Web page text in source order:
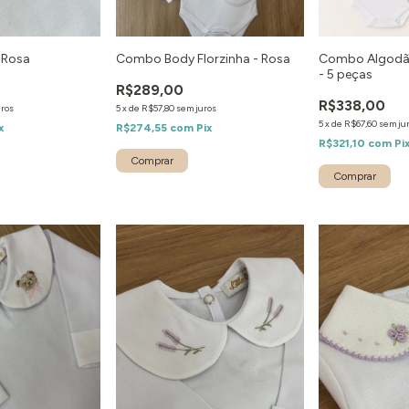
Combo Body Florzinha - Rosa
R$289,00
5xde R$57,80 sem juros
R$274,55 com Pix
Combo
- 5 peças
R$338,00
5xde R$67,60 sem
R$321,10 com